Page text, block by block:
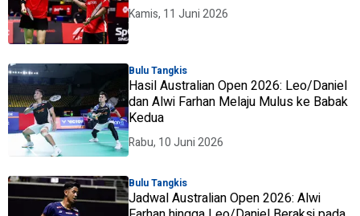
Kamis, 11 Juni 2026
Bulu Tangkis
Hasil Australian Open 2026: Leo/Daniel
dan Alwi Farhan Melaju Mulus ke Babak
Kedua
Rabu, 10 Juni 2026
Bulu Tangkis
Jadwal Australian Open 2026: Alwi